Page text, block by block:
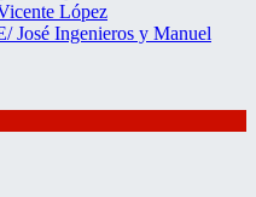
López
José Ingenieros y Manuel